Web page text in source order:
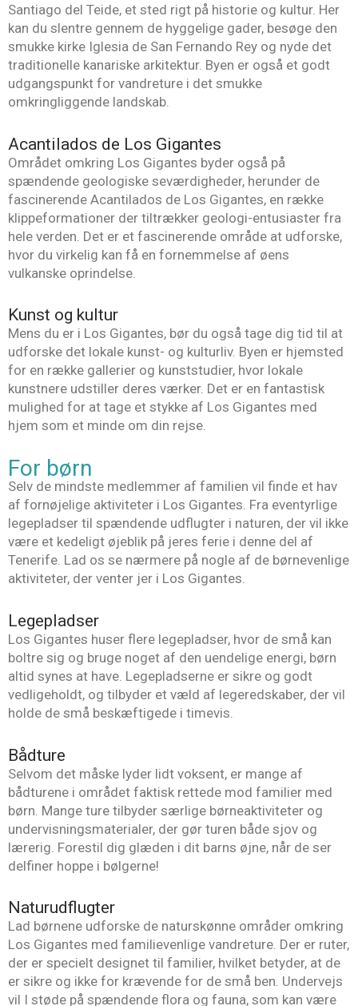
Santiago del Teide, et sted rigt på historie og kultur. Her
kan du slentre gennem de hyggelige gader, besøge den
smukke kirke Iglesia de San Fernando Rey og nyde det
traditionelle kanariske arkitektur. Byen er også et godt
udgangspunkt for vandreture i det smukke
omkringliggende landskab.
Acantilados de Los Gigantes
Området omkring Los Gigantes byder også på
spændende geologiske seværdigheder, herunder de
fascinerende Acantilados de Los Gigantes, en række
klippeformationer der tiltrækker geologi-entusiaster fra
hele verden. Det er et fascinerende område at udforske,
hvor du virkelig kan få en fornemmelse af øens
vulkanske oprindelse.
Kunst og kultur
Mens du er i Los Gigantes, bør du også tage dig tid til at
udforske det lokale kunst- og kulturliv. Byen er hjemsted
for en række gallerier og kunststudier, hvor lokale
kunstnere udstiller deres værker. Det er en fantastisk
mulighed for at tage et stykke af Los Gigantes med
hjem som et minde om din rejse.
For børn
Selv de mindste medlemmer af familien vil finde et hav
af fornøjelige aktiviteter i Los Gigantes. Fra eventyrlige
legepladser til spændende udflugter i naturen, der vil ikke
være et kedeligt øjeblik på jeres ferie i denne del af
Tenerife. Lad os se nærmere på nogle af de børnevenlige
aktiviteter, der venter jer i Los Gigantes.
Legepladser
Los Gigantes huser flere legepladser, hvor de små kan
boltre sig og bruge noget af den uendelige energi, børn
altid synes at have. Legepladserne er sikre og godt
vedligeholdt, og tilbyder et væld af legeredskaber, der vil
holde de små beskæftigede i timevis.
Bådture
Selvom det måske lyder lidt voksent, er mange af
bådturene i området faktisk rettede mod familier med
børn. Mange ture tilbyder særlige børneaktiviteter og
undervisningsmaterialer, der gør turen både sjov og
lærerig. Forestil dig glæden i dit barns øjne, når de ser
delfiner hoppe i bølgerne!
Naturudflugter
Lad børnene udforske de naturskønne områder omkring
Los Gigantes med familievenlige vandreture. Der er ruter,
der er specielt designet til familier, hvilket betyder, at de
er sikre og ikke for krævende for de små ben. Undervejs
vil I støde på spændende flora og fauna, som kan være